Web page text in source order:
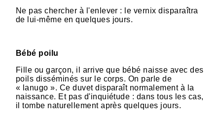
Ne pas chercher à l'enlever : le vernix disparaîtra
de lui-même en quelques jours.
Bébé poilu
Fille ou garçon, il arrive que bébé naisse avec des
poils disséminés sur le corps. On parle de
« lanugo ». Ce duvet disparaît normalement à la
naissance. Et pas d'inquiétude : dans tous les cas,
il tombe naturellement après quelques jours.